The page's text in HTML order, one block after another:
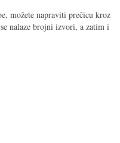
možete napraviti prečicu kroz
nalaze brojni izvori, a zatim i